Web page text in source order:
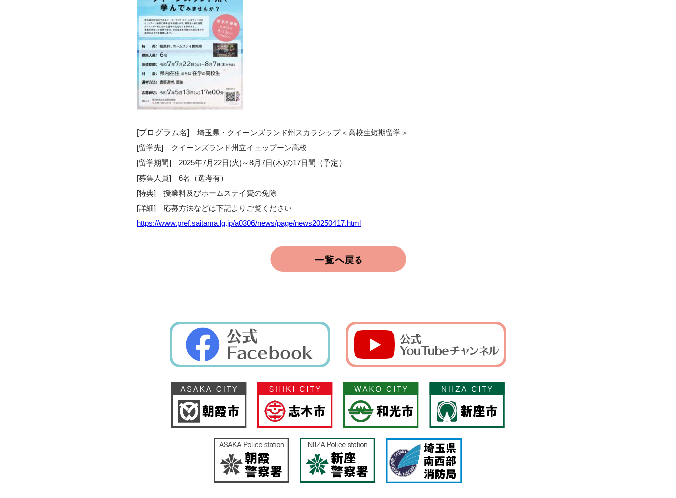
[プログラム名] 埼玉県・クイーンズランド州スカラシップ＜高校生短期留学＞
[留学先] クイーンズランド州立イェップーン高校
[留学期間] 2025年7月22日(火)～8月7日(木)の17日間（予定）
[募集人員] 6名（選考有）
[特典] 授業料及びホームステイ費の免除
[詳細] 応募方法などは下記よりご覧ください
https://www.pref.saitama.lg.jp/a0306/news/page/news20250417.html